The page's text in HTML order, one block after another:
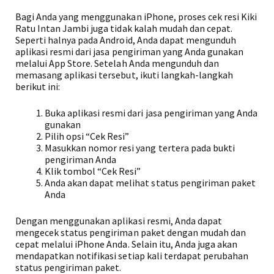
Bagi Anda yang menggunakan iPhone, proses cek resi Kiki
Ratu Intan Jambi juga tidak kalah mudah dan cepat.
Seperti halnya pada Android, Anda dapat mengunduh
aplikasi resmi dari jasa pengiriman yang Anda gunakan
melalui App Store. Setelah Anda mengunduh dan
memasang aplikasi tersebut, ikuti langkah-langkah
berikut ini:
Buka aplikasi resmi dari jasa pengiriman yang Anda
gunakan
Pilih opsi “Cek Resi”
Masukkan nomor resi yang tertera pada bukti
pengiriman Anda
Klik tombol “Cek Resi”
Anda akan dapat melihat status pengiriman paket
Anda
Dengan menggunakan aplikasi resmi, Anda dapat
mengecek status pengiriman paket dengan mudah dan
cepat melalui iPhone Anda. Selain itu, Anda juga akan
mendapatkan notifikasi setiap kali terdapat perubahan
status pengiriman paket.